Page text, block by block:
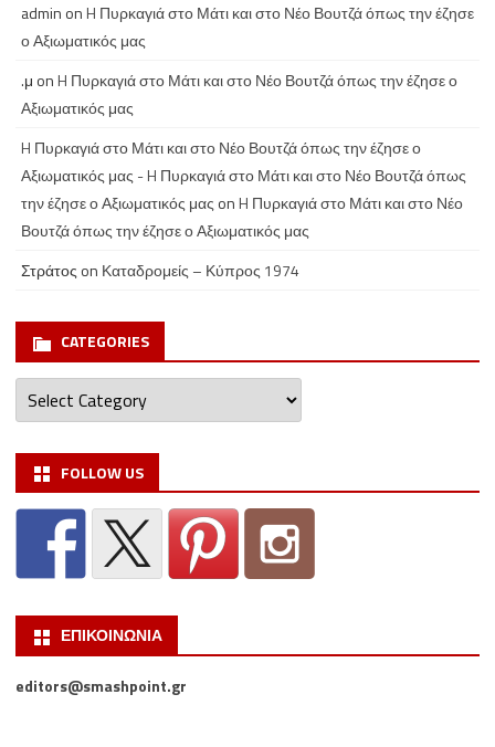
admin onH Πυρκαγιά στο Μάτι και στο Νέο Βουτζά όπως την έζησε
ο Αξιωματικός μας
.μ onH Πυρκαγιά στο Μάτι και στο Νέο Βουτζά όπως την έζησε ο
Αξιωματικός μας
H Πυρκαγιά στο Μάτι και στο Νέο Βουτζά όπως την έζησε ο
Αξιωματικός μας - H Πυρκαγιά στο Μάτι και στο Νέο Βουτζά όπως
την έζησε ο Αξιωματικός μας onH Πυρκαγιά στο Μάτι και στο Νέο
Βουτζά όπως την έζησε ο Αξιωματικός μας
Στράτος on Καταδρομείς – Κύπρος 1974
CATEGORIES
Categories
FOLLOW US
ΕΠΙΚΟΙΝΩΝΙΑ
editors@smashpoint.gr